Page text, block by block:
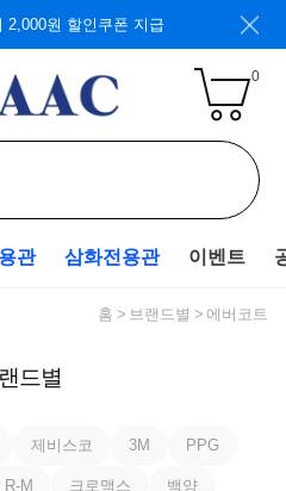
2,000원 할인쿠폰 지급
0
관 삼화전용관 이벤트
홈 브랜드별 에버코트
드별
제비스코 3M PPG
R-M 크로맥스 백양